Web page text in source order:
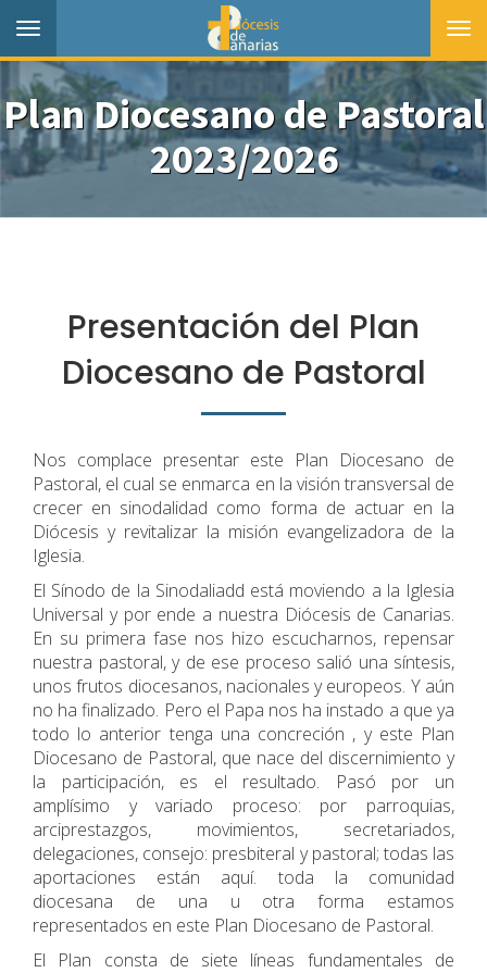
Toggle
navigation
Plan Diocesano de Pastoral
2023/2026
Presentación del Plan
Diocesano de Pastoral
Nos complace presentar este Plan Diocesano de
Pastoral, el cual se enmarca en la visión transversal de
crecer en sinodalidad como forma de actuar en la
Diócesis y revitalizar la misión evangelizadora de la
Iglesia.
El Sínodo de la Sinodaliadd está moviendo a la Iglesia
Universal y por ende a nuestra Diócesis de Canarias.
En su primera fase nos hizo escucharnos, repensar
nuestra pastoral, y de ese proceso salió una síntesis,
unos frutos diocesanos, nacionales y europeos. Y aún
no ha finalizado. Pero el Papa nos ha instado a que ya
todo lo anterior tenga una concreción , y este Plan
Diocesano de Pastoral, que nace del discernimiento y
la participación, es el resultado. Pasó por un
amplísimo y variado proceso: por parroquias,
arciprestazgos, movimientos, secretariados,
delegaciones, consejo: presbiteral y pastoral; todas las
aportaciones están aquí. toda la comunidad
diocesana de una u otra forma estamos
representados en este Plan Diocesano de Pastoral.
El Plan consta de siete líneas fundamentales de